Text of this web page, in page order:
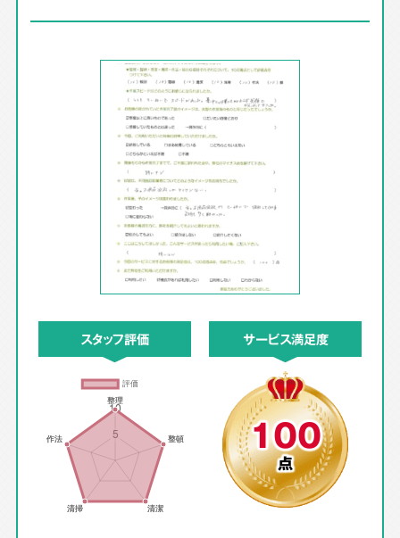
スタッフ評価 サービス満足度
100
点